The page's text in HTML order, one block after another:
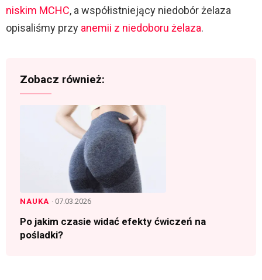
niskim MCHC, a współistniejący niedobór żelaza
opisaliśmy przy anemii z niedoboru żelaza.
Zobacz również:
NAUKA · 07.03.2026
Po jakim czasie widać efekty ćwiczeń na
pośladki?